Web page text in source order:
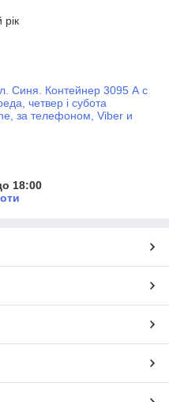
рік
Синя. Контейнер 3095 А с
четвер і субота
за телефоном, Viber и
18:00